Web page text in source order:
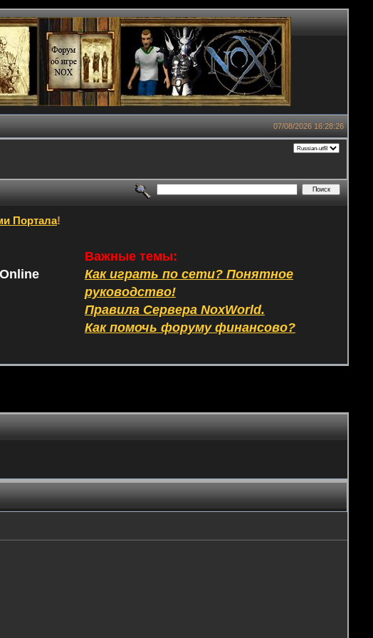
07/08/2026 16:28:26
Портала!
Важные темы:
Как играть по сети? Понятное
руководство!
Правила Сервера NoxWorld.
Как помочь форуму финансово?